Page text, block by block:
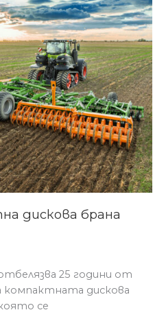
дискова брана
25 години от
компактната дискова
се